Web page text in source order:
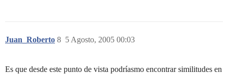
Juan_Roberto 5 Agosto, 2005 00:03
8
Es que desde este punto de vista podríasmo encontrar similitudes en